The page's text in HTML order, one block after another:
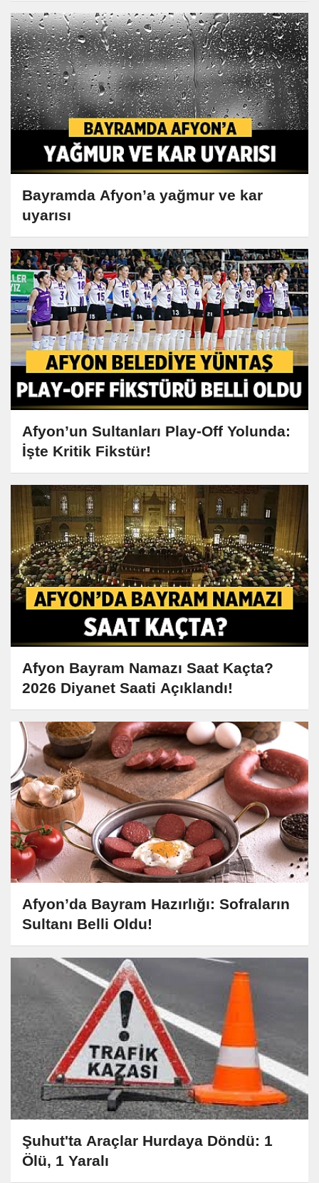
Bayramda Afyon’a yağmur ve kar
uyarısı
Afyon’un Sultanları Play-Off Yolunda:
İşte Kritik Fikstür!
Afyon Bayram Namazı Saat Kaçta?
2026 Diyanet Saati Açıklandı!
Afyon’da Bayram Hazırlığı: Sofraların
Sultanı Belli Oldu!
Şuhut'ta Araçlar Hurdaya Döndü: 1
Ölü, 1 Yaralı